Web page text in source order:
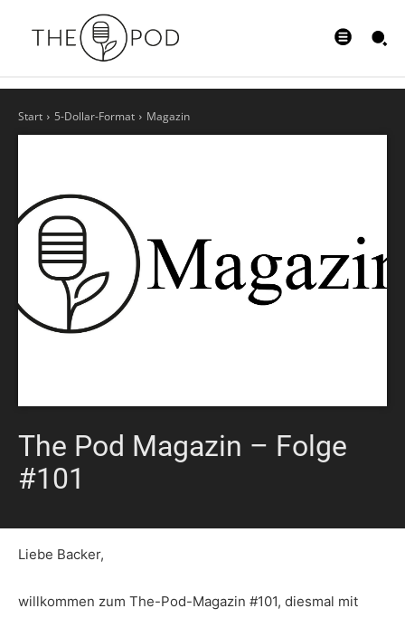
Start 5-Dollar-Format Magazin
The Pod Magazin – Folge
#101
Liebe Backer,
willkommen zum The-Pod-Magazin #101, diesmal mit